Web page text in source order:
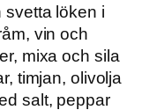
svetta löken i
vin och
mixa och sila
timjan, olivolja
salt, peppar